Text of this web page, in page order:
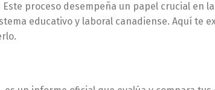
Este proceso desempeña un papel crucial en
educativo y laboral canadiense. Aquí te